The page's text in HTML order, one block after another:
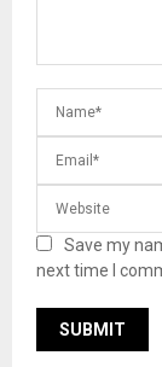
Save my
next time I